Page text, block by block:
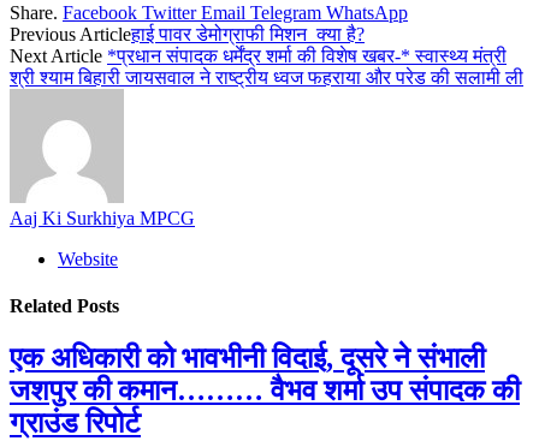
Share. Facebook Twitter Email Telegram WhatsApp
Previous Articleहाई पावर डेमोग्राफी मिशन क्या है?
Next Article *प्रधान संपादक धर्मेंद्र शर्मा की विशेष खबर-* स्वास्थ्य मंत्री
श्री श्याम बिहारी जायसवाल ने राष्ट्रीय ध्वज फहराया और परेड की सलामी ली
Aaj Ki Surkhiya MPCG
Website
Related Posts
एक अधिकारी को भावभीनी विदाई, दूसरे ने संभाली
जशपुर की कमान……… वैभव शर्मा उप संपादक की
ग्राउंड रिपोर्ट